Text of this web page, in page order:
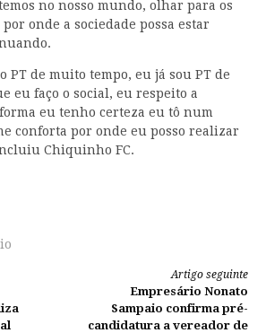
no nosso mundo, olhar para os
onde a sociedade possa estar
PT de muito tempo, eu já sou PT de
eu faço o social, eu respeito a
eu tenho certeza eu tô num
conforta por onde eu posso realizar
Chiquinho FC.
Artigo seguinte
Empresário Nonato
Sampaio confirma pré-
candidatura a vereador de